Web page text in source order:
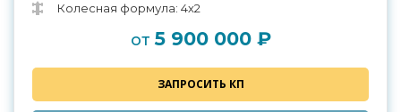
Колесная формула: 4х2
от5 900 000 ₽
ЗАПРОСИТЬ КП